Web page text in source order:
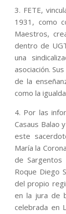
3. FETE,
1931, como
Maestros,
dentro de
una
asociación.
de la
como la
4. Por las
Casaus Balao
este
María la
de Sargentos
Roque Diego
del propio
en la jura de
celebrada en